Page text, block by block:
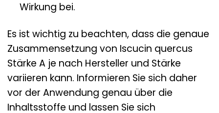
Wirkung bei.
Es ist wichtig zu beachten, dass die genaue
Zusammensetzung von Iscucin quercus
Stärke A je nach Hersteller und Stärke
variieren kann. Informieren Sie sich daher
vor der Anwendung genau über die
Inhaltsstoffe und lassen Sie sich